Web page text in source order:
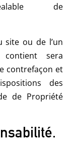
de
site ou de l’un
contient sera
contrefaçon et
des
de Propriété